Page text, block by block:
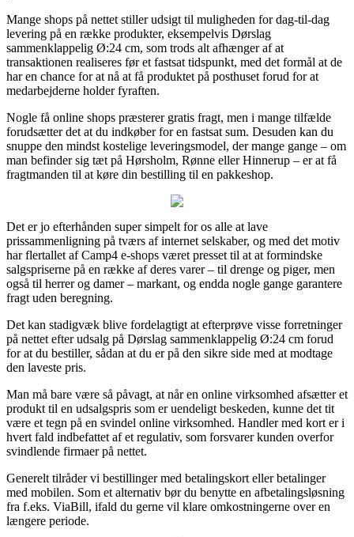
Mange shops på nettet stiller udsigt til muligheden for dag-til-dag
levering på en række produkter, eksempelvis Dørslag
sammenklappelig Ø:24 cm, som trods alt afhænger af at
transaktionen realiseres før et fastsat tidspunkt, med det formål at de
har en chance for at nå at få produktet på posthuset forud for at
medarbejderne holder fyraften.
Nogle få online shops præsterer gratis fragt, men i mange tilfælde
forudsætter det at du indkøber for en fastsat sum. Desuden kan du
snuppe den mindst kostelige leveringsmodel, der mange gange – om
man befinder sig tæt på Hørsholm, Rønne eller Hinnerup – er at få
fragtmanden til at køre din bestilling til en pakkeshop.
Det er jo efterhånden super simpelt for os alle at lave
prissammenligning på tværs af internet selskaber, og med det motiv
har flertallet af Camp4 e-shops været presset til at at formindske
salgspriserne på en række af deres varer – til drenge og piger, men
også til herrer og damer – markant, og endda nogle gange garantere
fragt uden beregning.
Det kan stadigvæk blive fordelagtigt at efterprøve visse forretninger
på nettet efter udsalg på Dørslag sammenklappelig Ø:24 cm forud
for at du bestiller, sådan at du er på den sikre side med at modtage
den laveste pris.
Man må bare være så påvagt, at når en online virksomhed afsætter et
produkt til en udsalgspris som er uendeligt beskeden, kunne det tit
være et tegn på en svindel online virksomhed. Handler med kort er i
hvert fald indbefattet af et regulativ, som forsvarer kunden overfor
svindlende firmaer på nettet.
Generelt tilråder vi bestillinger med betalingskort eller betalinger
med mobilen. Som et alternativ bør du benytte en afbetalingsløsning
fra f.eks. ViaBill, ifald du gerne vil klare omkostningerne over en
længere periode.